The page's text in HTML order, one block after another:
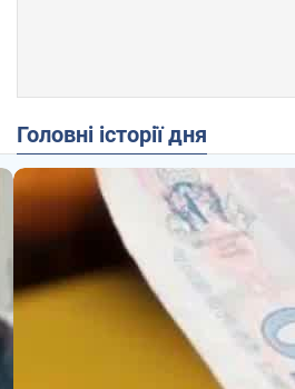
Головні історії дня